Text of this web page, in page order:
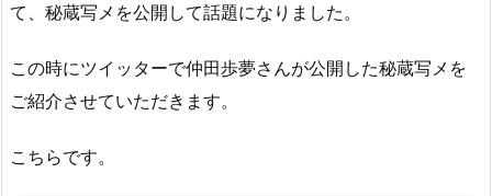
て、秘蔵写メを公開して話題になりました。
この時にツイッターで仲田歩夢さんが公開した秘蔵写メを
ご紹介させていただきます。
こちらです。